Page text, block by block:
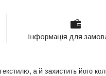
Інформація для
а й захистить його